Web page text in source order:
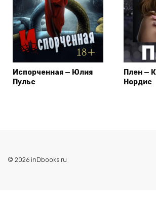
Испорченная — Юлия
Пульс
Плен —
Нордис
© 2026 inDbooks.ru